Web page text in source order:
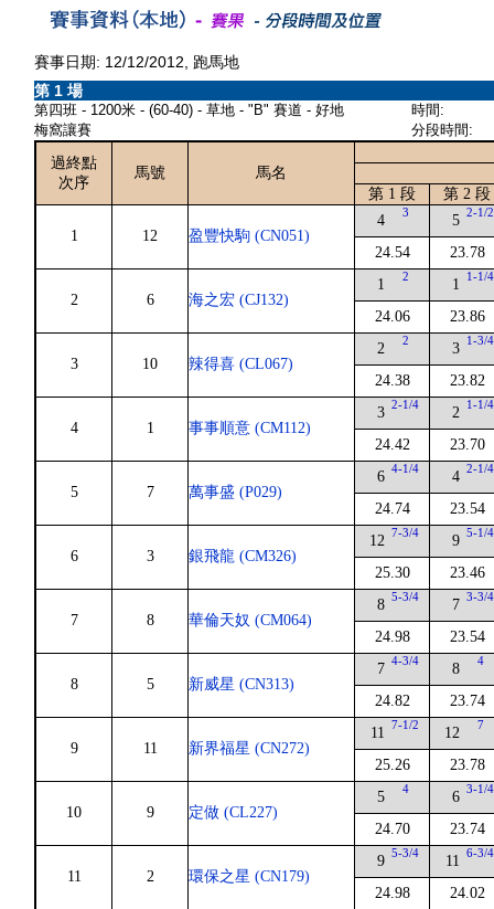
賽事日期: 12/12/2012, 跑馬地
第 1 場
第四班 - 1200米 - (60-40) - 草地 - "B" 賽道 - 好地
梅窩讓賽
時間:
分段時間:
過終點
次序
馬號
馬名
第 1 段
第 2 段
1 12 盈豐快駒 (CN051)
4 3
24.54
5 2-1/2
23.78
2 6 海之宏 (CJ132)
1 2
24.06
1 1-1/4
23.86
3 10 辣得喜 (CL067)
2 2
24.38
3 1-3/4
23.82
4 1 事事順意 (CM112)
3 2-1/4
24.42
2 1-1/4
23.70
5 7 萬事盛 (P029)
6 4-1/4
24.74
4 2-1/4
23.54
6 3 銀飛龍 (CM326)
12 7-3/4
25.30
9 5-1/4
23.46
7 8 華倫天奴 (CM064)
8 5-3/4
24.98
7 3-3/4
23.54
8 5 新威星 (CN313)
7 4-3/4
24.82
8 4
23.74
9 11 新界福星 (CN272)
11 7-1/2
25.26
12 7
23.78
10 9 定做 (CL227)
5 4
24.70
6 3-1/4
23.74
11 2 環保之星 (CN179)
9 5-3/4
24.98
11 6-3/4
24.02